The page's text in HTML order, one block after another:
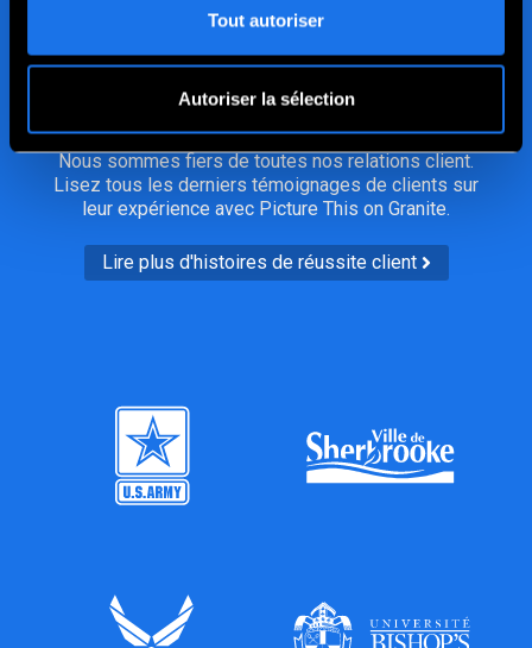
Tout autoriser
Autoriser la sélection
Rejoignez notre famille
de clients satisfaits
Nous sommes fiers de toutes nos relations client.
Lisez tous les derniers témoignages de clients sur
leur expérience avec Picture This on Granite.
Lire plus d'histoires de réussite client